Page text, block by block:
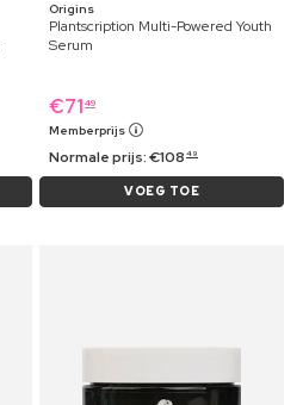
Origins
Plantscription Multi-Powered Youth
Serum
€71 49
Memberprijs
Normale prijs:€108 49
VOEG TOE